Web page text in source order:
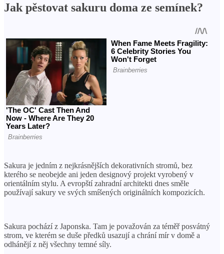
Jak pěstovat sakuru doma ze semínek?
Sakura je jedním z nejkrásnějších dekorativních stromů, bez
kterého se neobejde ani jeden designový projekt vyrobený v
orientálním stylu. A evropští zahradní architekti dnes směle
používají sakury ve svých smíšených originálních kompozicích.
Sakura pochází z Japonska. Tam je považován za téměř posvátný
strom, ve kterém se duše předků usazují a chrání mír v domě a
odhánějí z něj všechny temné síly.